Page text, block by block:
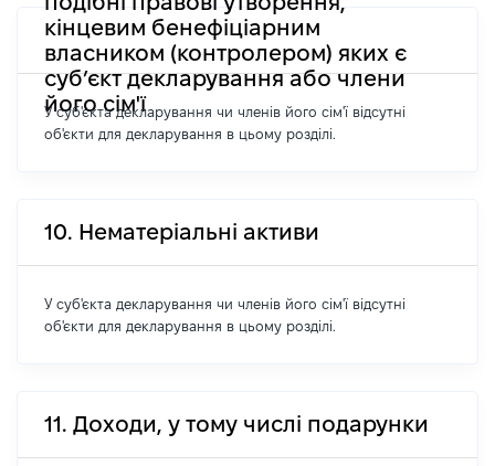
кінцевим бенефіціарним
власником (контролером) яких є
суб’єкт декларування або члени
його сім'ї
У суб'єкта декларування чи членів його сім'ї відсутні
об'єкти для декларування в цьому розділі.
10. Нематеріальні активи
У суб'єкта декларування чи членів його сім'ї відсутні
об'єкти для декларування в цьому розділі.
11. Доходи, у тому числі подарунки